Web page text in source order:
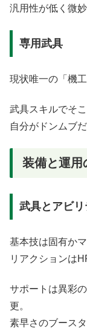
汎用性が低く微妙
専用武具
現状唯一の「機工
武具スキルでそこ
自分がドンムブ
装備と運用
武具とアビリ
基本技は固有かマ
リアクションは
サポートは異彩
更。
素早さのブースタ